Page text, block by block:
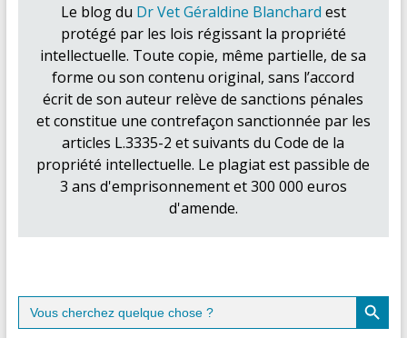
Le blog du Dr Vet Géraldine Blanchard est
protégé par les lois régissant la propriété
intellectuelle. Toute copie, même partielle, de sa
forme ou son contenu original, sans l’accord
écrit de son auteur relève de sanctions pénales
et constitue une contrefaçon sanctionnée par les
articles L.3335-2 et suivants du Code de la
propriété intellectuelle. Le plagiat est passible de
3 ans d'emprisonnement et 300 000 euros
d'amende.
Search
for:
Search Button